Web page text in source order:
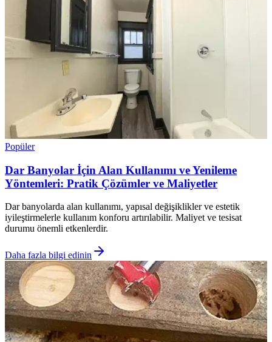
Popüler
Dar Banyolar İçin Alan Kullanımı ve Yenileme
Yöntemleri: Pratik Çözümler ve Maliyetler
Dar banyolarda alan kullanımı, yapısal değişiklikler ve estetik
iyileştirmelerle kullanım konforu artırılabilir. Maliyet ve tesisat
durumu önemli etkenlerdir.
Daha fazla bilgi edinin